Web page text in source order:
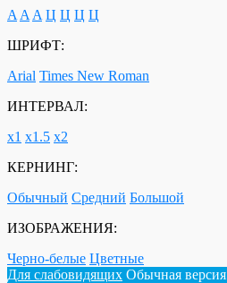
A A A Ц Ц Ц Ц
ШРИФТ:
Arial Times New Roman
ИНТЕРВАЛ:
х1 х1.5 х2
КЕРНИНГ:
Обычный Средний Большой
ИЗОБРАЖЕНИЯ:
Черно-белые Цветные
Для слабовидящих Обычная версия